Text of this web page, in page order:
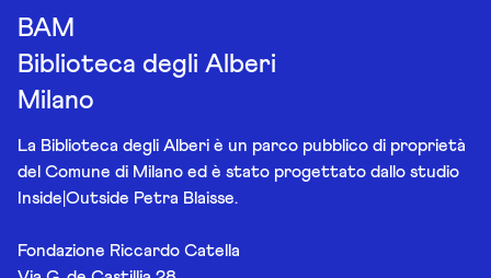
BAM
Biblioteca degli Alberi
Milano
La Biblioteca degli Alberi è un parco pubblico di proprietà
del Comune di Milano ed è stato progettato dallo studio
Inside|Outside Petra Blaisse.
Fondazione Riccardo Catella